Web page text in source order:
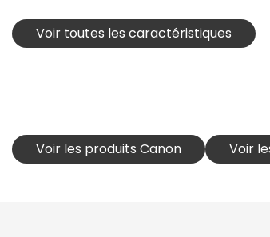
Voir toutes les caractéristiques
Voir les produits Canon Voir